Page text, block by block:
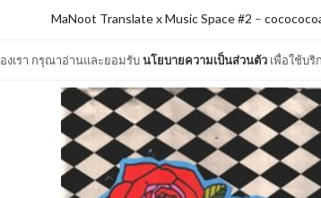
งเรา กรุณาอ่านและยอมรับนโยบายความเป็นส่วนตัว เพื่อใช้บริ
MaNoot Translate x Music Space #2 –